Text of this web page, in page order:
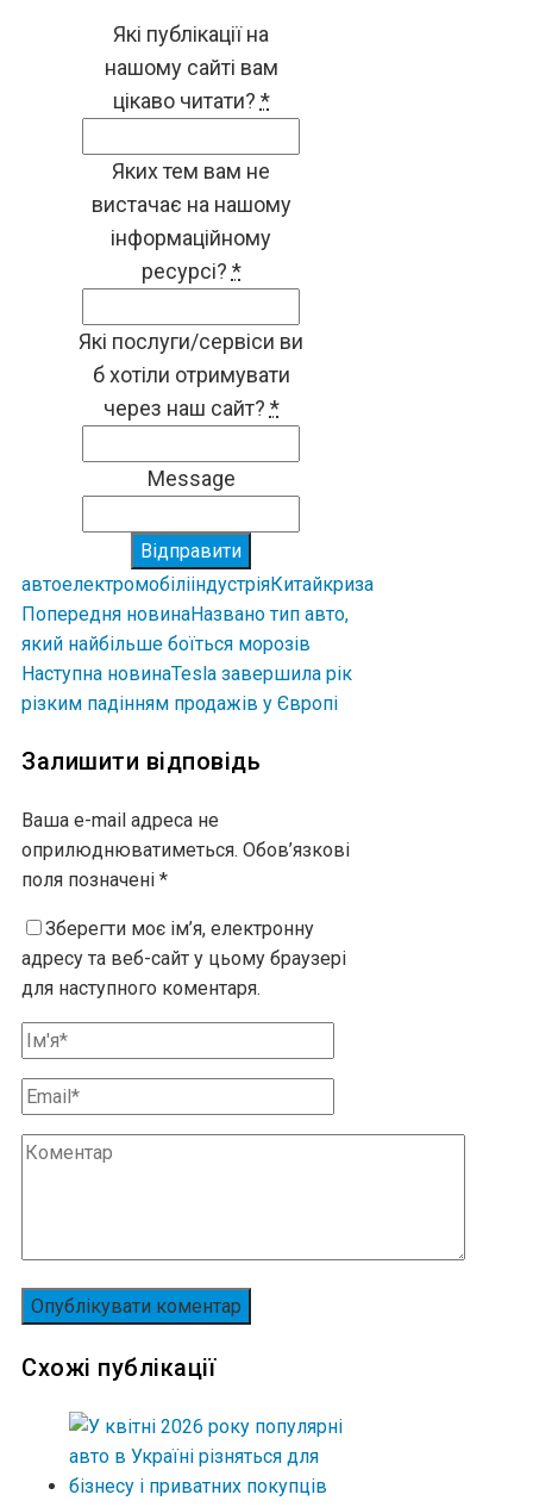
Які публікації на
нашому сайті вам
цікаво читати? *
Яких тем вам не
вистачає на нашому
інформаційному
ресурсі? *
Які послуги/сервіси ви
б хотіли отримувати
через наш сайт? *
Message
Відправити
автоелектромобілііндустріяКитайкриза
Попередня новинаНазвано тип авто,
який найбільше боїться морозів
Наступна новинаTesla завершила рік
різким падінням продажів у Європі
Залишити відповідь
Ваша e-mail адреса не
оприлюднюватиметься. Обов’язкові
поля позначені *
Зберегти моє ім’я, електронну
адресу та веб-сайт у цьому браузері
для наступного коментаря.
Схожі публікації